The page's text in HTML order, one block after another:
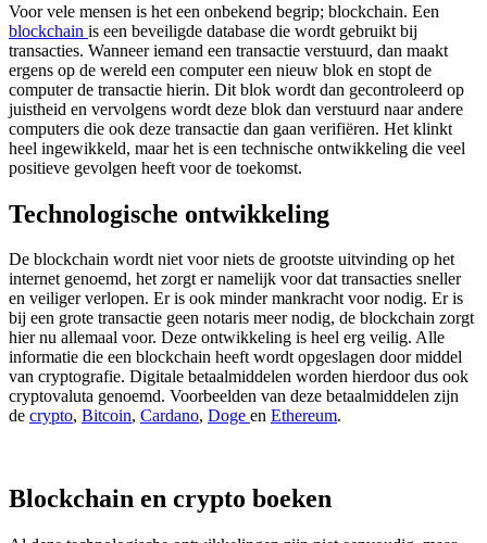
Voor vele mensen is het een onbekend begrip; blockchain. Een
blockchain is een beveiligde database die wordt gebruikt bij
transacties. Wanneer iemand een transactie verstuurd, dan maakt
ergens op de wereld een computer een nieuw blok en stopt de
computer de transactie hierin. Dit blok wordt dan gecontroleerd op
juistheid en vervolgens wordt deze blok dan verstuurd naar andere
computers die ook deze transactie dan gaan verifiëren. Het klinkt
heel ingewikkeld, maar het is een technische ontwikkeling die veel
positieve gevolgen heeft voor de toekomst.
Technologische ontwikkeling
De blockchain wordt niet voor niets de grootste uitvinding op het
internet genoemd, het zorgt er namelijk voor dat transacties sneller
en veiliger verlopen. Er is ook minder mankracht voor nodig. Er is
bij een grote transactie geen notaris meer nodig, de blockchain zorgt
hier nu allemaal voor. Deze ontwikkeling is heel erg veilig. Alle
informatie die een blockchain heeft wordt opgeslagen door middel
van cryptografie. Digitale betaalmiddelen worden hierdoor dus ook
cryptovaluta genoemd. Voorbeelden van deze betaalmiddelen zijn
de crypto, Bitcoin, Cardano, Doge en Ethereum.
Blockchain en crypto boeken